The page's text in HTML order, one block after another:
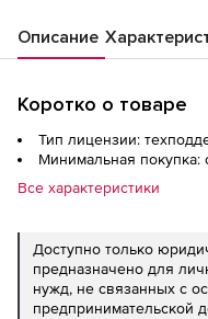
Описание
Коротко о товаре
Тип лицензии:
Минимальная покупка:
Все характеристики
Доступно только
предназначено для
нужд, не связанных с
предпринимательской